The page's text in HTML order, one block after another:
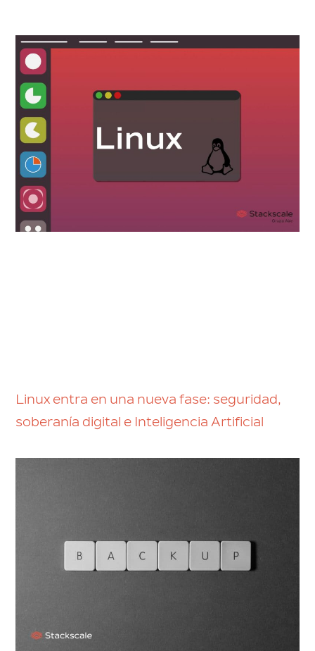
Linux entra en una nueva fase: seguridad,
soberanía digital e Inteligencia Artificial